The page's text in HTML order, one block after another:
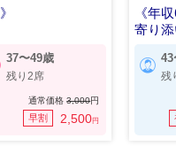
37〜49歳
残り2席
通常価格3,000円
早割 2,500円
《年
寄り
43
残